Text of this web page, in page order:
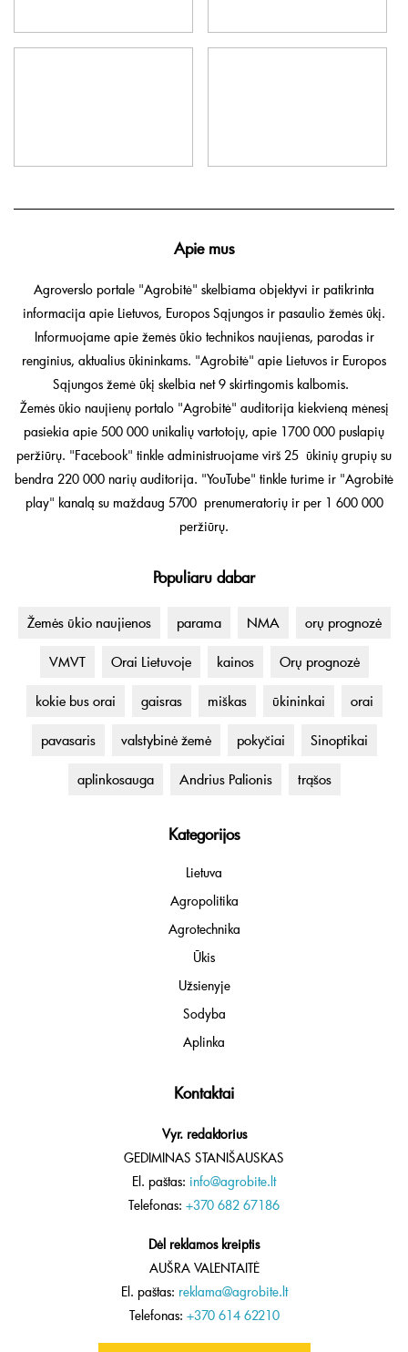
Apie mus
Agroverslo portale "Agrobitė" skelbiama objektyvi ir patikrinta
informacija apie Lietuvos, Europos Sąjungos ir pasaulio žemės ūkį.
Informuojame apie žemės ūkio technikos naujienas, parodas ir
renginius, aktualius ūkininkams. "Agrobitė" apie Lietuvos ir Europos
Sąjungos žemė ūkį skelbia net 9 skirtingomis kalbomis.
Žemės ūkio naujienų portalo "Agrobitė" auditorija kiekvieną mėnesį
pasiekia apie 500 000 unikalių vartotojų, apie 1700 000 puslapių
peržiūrų. "Facebook" tinkle administruojame virš 25 ūkinių grupių su
bendra 220 000 narių auditorija. "YouTube" tinkle turime ir "Agrobitė
play" kanalą su maždaug 5700 prenumeratorių ir per 1 600 000
peržiūrų.
Populiaru dabar
Žemės ūkio naujienos parama NMA orų prognozė
VMVT Orai Lietuvoje kainos Orų prognozė
kokie bus orai gaisras miškas ūkininkai orai
pavasaris valstybinė žemė pokyčiai Sinoptikai
aplinkosauga Andrius Palionis trąšos
Kategorijos
Lietuva
Agropolitika
Agrotechnika
Ūkis
Užsienyje
Sodyba
Aplinka
Kontaktai
Vyr. redaktorius
GEDIMINAS STANIŠAUSKAS
El. paštas: info@agrobite.lt
Telefonas: +370 682 67186
Dėl reklamos kreiptis
AUŠRA VALENTAITĖ
El. paštas: reklama@agrobite.lt
Telefonas: +370 614 62210